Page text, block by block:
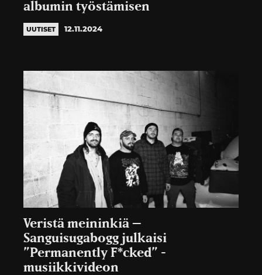
albumin työstämisen
UUTISET 12.11.2024
Veristä meininkiä –
Sanguisugabogg julkaisi
”Permanently F*cked” -
musiikkivideon